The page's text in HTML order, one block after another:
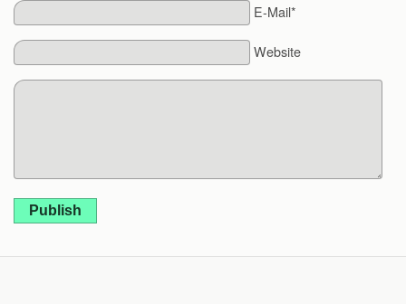
E-Mail*
Website
Publish